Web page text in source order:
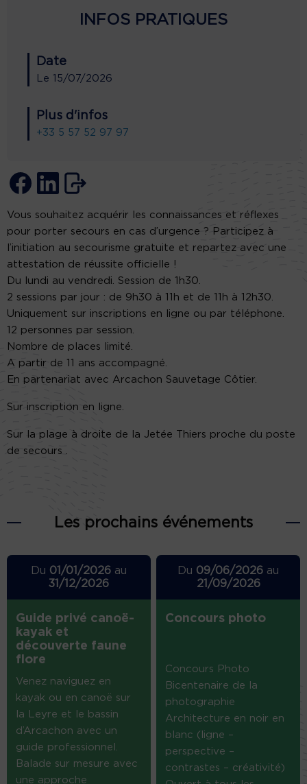
INFOS PRATIQUES
Date
Le 15/07/2026
Plus d'infos
+33 5 57 52 97 97
Vous souhaitez acquérir les connaissances et réflexes
pour porter secours en cas d’urgence ? Participez à
l’initiation au secourisme gratuite et repartez avec une
attestation de réussite officielle !
Du lundi au vendredi. Session de 1h30.
2 sessions par jour : de 9h30 à 11h et de 11h à 12h30.
Uniquement sur inscriptions en ligne ou par téléphone.
12 personnes par session.
Nombre de places limité.
A partir de 11 ans accompagné.
En partenariat avec Arcachon Sauvetage Côtier.
Sur inscription en ligne.
Sur la plage à droite de la Jetée Thiers proche du poste
de secours .
Les prochains événements
Du 01/01/2026au
31/12/2026
Guide privé canoë-
kayak et
découverte faune
flore
Venez naviguez en
kayak ou en canoë sur
la Leyre et le bassin
d’Arcachon avec un
guide professionnel.
Balade sur mesure avec
une approche
Du 09/06/2026 au
21/09/2026
Concours photo
Concours Photo
Bicentenaire de la
photographie
Architecture en noir en
blanc (ligne –
perspective –
contrastes – créativité)